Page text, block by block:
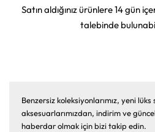
Satın aldığınız ürünlere 14 gün
talebinde
Benzersiz koleksiyonlarımız, yeni
aksesuarlarımızdan, indirim ve
haberdar olmak için bizi takip edin.